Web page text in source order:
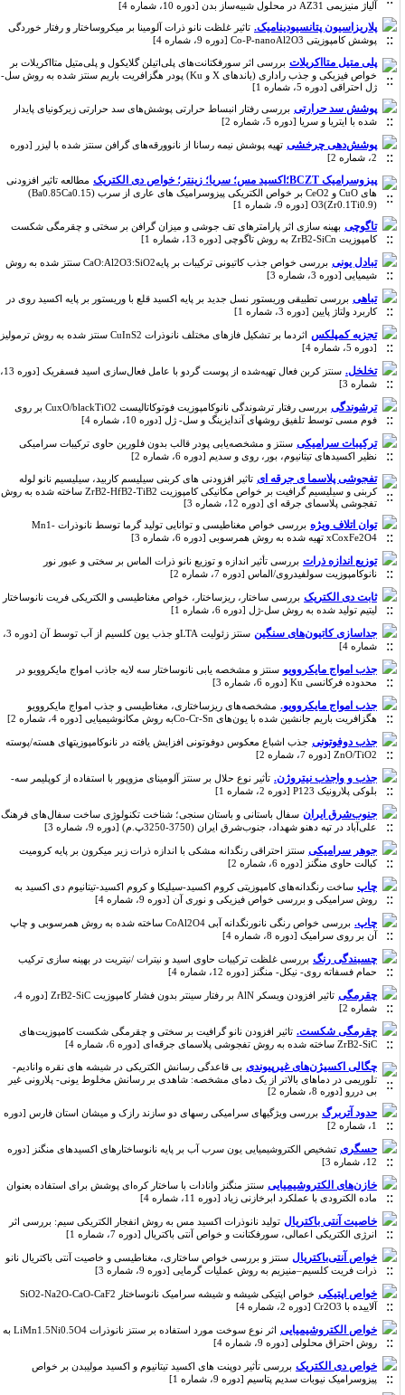
آلیاژ منیزیمی AZ31 در محلول شبیه‌ساز بدن [دوره 10، شماره 4]
پلاریزاسیون پتانسیودینامیک. تاثیر غلظت نانو ذرات آلومینا بر میکروساختار و رفتار خوردگی
پوشش کامپوزیتی Co-P-nanoAl2O3 [دوره 9، شماره 4]
پلی متیل متااکریلات بررسی اثر سورفکتانت‌های پلی‌اتیلن گلایکول و پلی‌متیل متااکریلات بر
خواص فیزیکی و جذب راداری (باندهای X و Ku) پودر هگزافریت باریم سنتز شده به روش سل-
ژل احتراقی [دوره 5، شماره 1]
پوشش سد حرارتی بررسی رفتار انبساط حرارتی پوشش‌های سد حرارتی زیرکونیای پایدار
شده با ایتریا و سریا [دوره 5، شماره 2]
پوشش‌دهی چرخشی تهیه پوشش نیمه رسانا از نانوورقه‌های گرافن سنتز شده با لیزر [دوره
پیزوسرامیک BCZT؛اکسید مس؛ سریا؛ زینتر؛ خواص دی الکتریک
مطالعه تاثیر افزودنی
های CuO و CeO2 بر خواص الکتریکی پیزوسرامیک های عاری از سرب (Ba0.85Ca0.15)
تاگوچی بهینه سازی اثر پارامترهای تف جوشی و میزان گرافن بر سختی و چقرمگی شکست
کامپوزیت ZrB2-SiCn به روش تاگوچی [دوره 13، شماره 1]
تبادل یونی
بررسی خواص جذب کاتیونی ترکیبات بر پایهCaO:Al2O3:SiO2 سنتز شده به روش
شیمیایی [دوره 3، شماره 3]
تباهی بررسی تطبیقی وریستور نسل جدید بر پایه اکسید قلع با وریستور بر پایه اکسید روی در
کاربرد ولتاژ پایین [دوره 3، شماره 1]
تجزیه کمپلکس
اثردما بر تشکیل فازهای مختلف نانوذرات CuInS2 سنتز شده به روش ترمولیز
[دوره 5، شماره 4]
تخلخل.
سنتز کربن فعال تهیه‌شده از پوست گردو با عامل فعال‌سازی اسید فسفریک [دوره 13،
شماره 3]
ترشوندگی
بررسی رفتار ترشوندگی نانوکامپوزیت فوتوکاتالیست CuxO/blackTiO2 بر روی
فوم مسی توسط تلفیق روشهای آندایزینگ و سل- ژل [دوره 10، شماره 4]
ترکیبات سرامیکی سنتز و مشخصه‌یابی پودر قالب بدون فلورین حاوی ترکیبات سرامیکی
نظیر اکسیدهای تیتانیوم، بور، روی و سدیم [دوره 6، شماره 2]
تفجوشی پلاسما ی جرقه ای
تاثیر افزودنی های کربنی سیلیسم کاربید، سیلیسیم نانو لوله
کربنی و سیلیسیم گرافیت بر خواص مکانیکی کامپوزیت ZrB2-HfB2-TiB2 ساخته شده به روش
تفجوشی پلاسمای جرقه ای [دوره 12، شماره 3]
توان اتلاف ویژه
بررسی خواص مغناطیسی و توانایی تولید گرما توسط نانوذرات Mn1-
xCoxFe2O4 تهیه شده به روش همرسوبی [دوره 6، شماره 3]
توزیع اندازه ذرات بررسی تأثیر اندازه و توزیع نانو ذرات الماس بر سختی و عبور نور
نانوکامپوزیت سولفیدروی/الماس [دوره 7، شماره 2]
ثابت دی الکتریک بررسی ساختار، ریزساختار، خواص مغناطیسی و الکتریکی فریت نانوساختار
لیتیم تولید شده به روش سل-ژل [دوره 6، شماره 1]
جداسازی کاتیون‌های سنگین
سنتز زئولیت LTAو جذب یون کلسیم از آب توسط آن [دوره 3،
شماره 4]
جذب امواج مایکروویو سنتز و مشخصه یابی نانوساختار سه لایه جاذب امواج مایکروویو در
محدوده فرکانسی Ku [دوره 6، شماره 3]
جذب امواج مایکروویو. مشخصه‌های ریزساختاری، مغناطیسی و جذب امواج مایکروویو
هگزافریت باریم جانشین شده با یون‌های Co-Cr-Snبه روش مکانوشیمیایی [دوره 4، شماره 2]
جذب دوفوتونی جذب اشباع معکوس دوفوتونی افزایش یافته در نانوکامپوزیتهای هسته/پوسته
ZnO/TiO2 [دوره 7، شماره 2]
جذب و واجذب نیتروژن. تأثیر نوع حلال بر سنتز آلومینای مزوپور با استفاده از کوپلیمر سه-
بلوکی پلارونیک P123 [دوره 2، شماره 1]
جنوب‌شرق ایران
سفال باستانی و باستان سنجی؛ شناخت تکنولوژی ساخت سفال‌های فرهنگ
علی‌آباد در تپه دهنو شهداد، جنوب‌شرق ایران (3750-3250پ.م) [دوره 9، شماره 3]
جوهر سرامیکی سنتز احتراقی رنگدانه مشکی با اندازه ذرات زیر میکرون بر پایه کرومیت
کبالت حاوی منگنز [دوره 6، شماره 2]
چاپ ساخت رنگدانه‌های کامپوزیتی کروم اکسید-سیلیکا و کروم اکسید-تیتانیوم دی اکسید به
روش سرامیکی و بررسی خواص فیزیکی و نوری آن [دوره 9، شماره 4]
چاپ.
بررسی خواص رنگی نانورنگدانه آبی CoAl2O4 ساخته شده به روش همرسوبی و چاپ
آن بر روی سرامیک [دوره 8، شماره 4]
چسبندگی رنگ بررسی غلظت ترکیبات حاوی اسید و نیترات /نیتریت در بهینه سازی ترکیب
حمام فسفاته روی- نیکل- منگنز [دوره 12، شماره 4]
چقرمگی
تاثیر افزودن ویسکر AlN بر رفتار سینتر بدون فشار کامپوزیت ZrB2-SiC [دوره 4،
شماره 2]
چقرمگی شکست. تاثیر افزودن نانو گرافیت بر سختی و چقرمگی شکست کامپوزیت‌های
ZrB2-SiC ساخته شده به روش تفجوشی پلاسمای جرقه‌ای [دوره 6، شماره 4]
چگالی اکسیژن‌های غیرپیوندی بی قاعدگی رسانش الکتریکی در شیشه های نقره وانادیم-
تلوریمی در دماهای بالاتر از یک دمای مشخصه: شاهدی بر رسانش مخلوط یونی- پلارونی غیر
بی دررو [دوره 8، شماره 2]
حدود آتربرگ بررسی ویژگیهای سرامیکی رسهای دو سازند رازک و میشان استان فارس [دوره
حسگری تشخیص الکتروشیمیایی یون سرب آب بر پایه نانوساختارهای اکسیدهای منگنز [دوره
12، شماره 3]
خازن‌های الکتروشیمیایی سنتز منگنز وانادات با ساختار کره‌ای پوشش برای استفاده بعنوان
ماده الکترودی با عملکرد ابرخازنی زیاد [دوره 11، شماره 4]
خاصیت آنتی باکتریال تولید نانوذرات اکسید مس به روش انفجار الکتریکی سیم: بررسی اثر
انرژی الکتریکی اعمالی، سورفکتانت و خواص آنتی باکتریال [دوره 7، شماره 1]
خواص آنتی‌باکتریال سنتز و بررسی خواص ساختاری، مغناطیسی و خاصیت آنتی باکتریال نانو
ذرات فریت کلسیم–منیزیم به روش عملیات گرمایی [دوره 9، شماره 3]
خواص اپتیکی
خواص اپتیکی شیشه و شیشه سرامیک نانوساختار SiO2-Na2O-CaO-CaF2
آلاییده با Cr2O3 [دوره 2، شماره 4]
خواص الکتروشیمیایی
اثر نوع سوخت مورد استفاده بر سنتز نانوذرات LiMn1.5Ni0.5O4 به
روش احتراق محلولی [دوره 9، شماره 4]
خواص دی الکتریک بررسی تأثیر دوپنت های اکسید تیتانیوم و اکسید مولیبدن بر خواص
پیزوسرامیک نیوبات سدیم پتاسیم [دوره 9، شماره 1]